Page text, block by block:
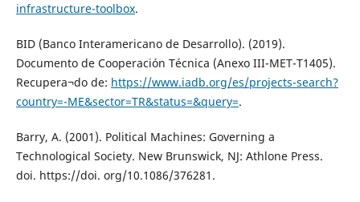
infrastructure-toolbox.
BID (Banco Interamericano de Desarrollo). (2019).
Documento de Cooperación Técnica (Anexo III-MET-T1405).
Recupera¬do de: https://www.iadb.org/es/projects-search?
country=-ME&sector=TR&status=&query=.
Barry, A. (2001). Political Machines: Governing a
Technological Society. New Brunswick, NJ: Athlone Press.
doi. https://doi. org/10.1086/376281.